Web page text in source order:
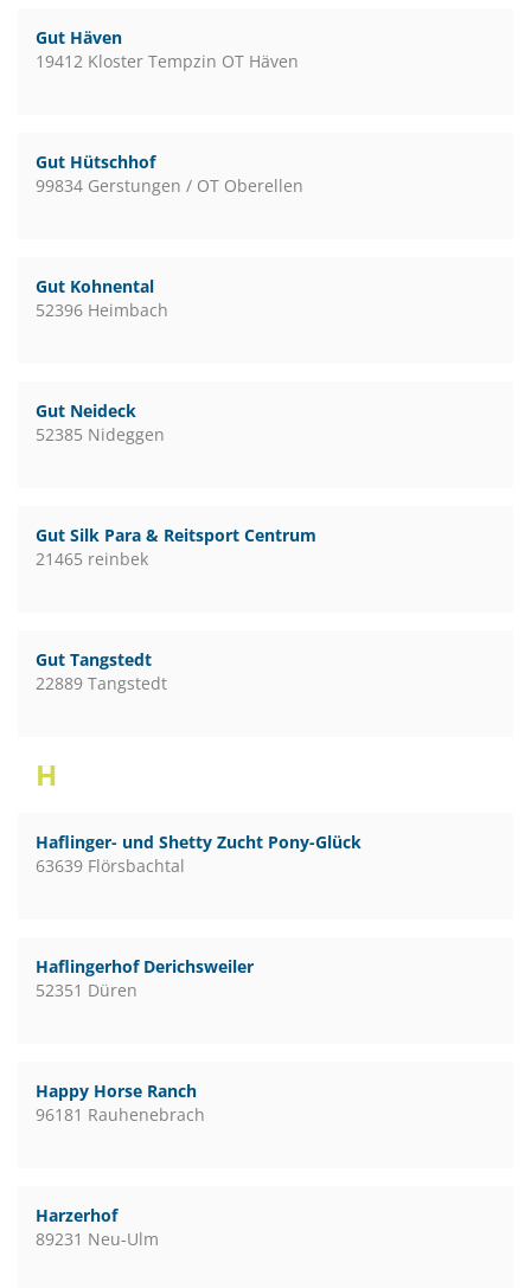
Gut Häven
19412 Kloster Tempzin OT Häven
Gut Hütschhof
99834 Gerstungen / OT Oberellen
Gut Kohnental
52396 Heimbach
Gut Neideck
52385 Nideggen
Gut Silk Para & Reitsport Centrum
21465 reinbek
Gut Tangstedt
22889 Tangstedt
H
Haflinger- und Shetty Zucht Pony-Glück
63639 Flörsbachtal
Haflingerhof Derichsweiler
52351 Düren
Happy Horse Ranch
96181 Rauhenebrach
Harzerhof
89231 Neu-Ulm